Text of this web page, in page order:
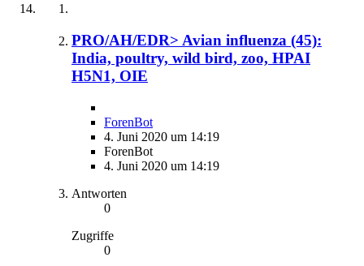
PRO/AH/EDR> Avian influenza (45):
India, poultry, wild bird, zoo, HPAI
H5N1, OIE
ForenBot
4. Juni 2020 um 14:19
ForenBot
4. Juni 2020 um 14:19
Antworten
0
Zugriffe
0